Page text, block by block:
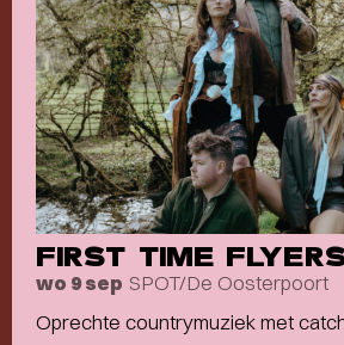
FIRST TIME
wo 9 sep SPOT/De Oosterpoort
Oprechte countrymuziek met